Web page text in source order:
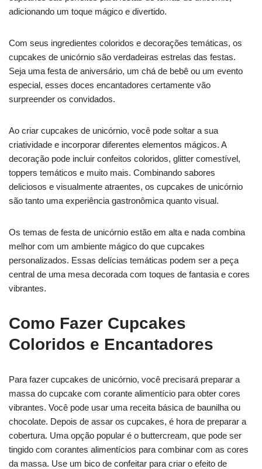
adicionando um toque mágico e divertido.
Com seus ingredientes coloridos e decorações temáticas, os
cupcakes de unicórnio são verdadeiras estrelas das festas.
Seja uma festa de aniversário, um chá de bebê ou um evento
especial, esses doces encantadores certamente vão
surpreender os convidados.
Ao criar cupcakes de unicórnio, você pode soltar a sua
criatividade e incorporar diferentes elementos mágicos. A
decoração pode incluir confeitos coloridos, glitter comestível,
toppers temáticos e muito mais. Combinando sabores
deliciosos e visualmente atraentes, os cupcakes de unicórnio
são tanto uma experiência gastronômica quanto visual.
Os temas de festa de unicórnio estão em alta e nada combina
melhor com um ambiente mágico do que cupcakes
personalizados. Essas delícias temáticas podem ser a peça
central de uma mesa decorada com toques de fantasia e cores
vibrantes.
Como Fazer Cupcakes
Coloridos e Encantadores
Para fazer cupcakes de unicórnio, você precisará preparar a
massa do cupcake com corante alimentício para obter cores
vibrantes. Você pode usar uma receita básica de baunilha ou
chocolate. Depois de assar os cupcakes, é hora de preparar a
cobertura. Uma opção popular é o buttercream, que pode ser
tingido com corantes alimentícios para combinar com as cores
da massa. Use um bico de confeitar para criar o efeito de